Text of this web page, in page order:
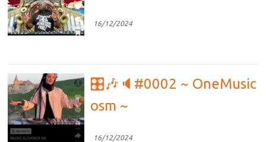
16/12/2024
🎛🎶🔈#0002 ~ OneMusic
osm ~
16/12/2024